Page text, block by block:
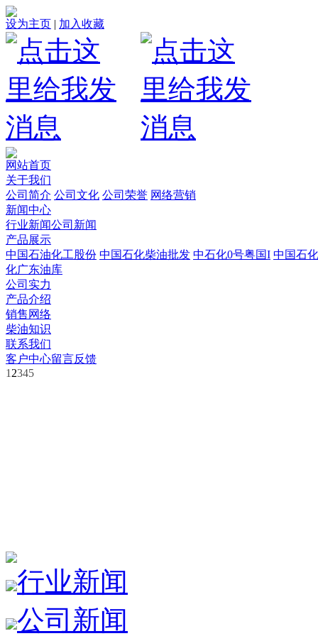
设为主页 | 加入收藏
网站首页
关于我们
公司简介 公司文化 公司荣誉 网络营销
新闻中心
行业新闻公司新闻
产品展示
中国石油化工股份 中国石化柴油批发 中石化0号粤国I 中国石
化广东油库
公司实力
产品介绍
销售网络
柴油知识
联系我们
客户中心留言反馈
1 2345
行业新闻
公司新闻